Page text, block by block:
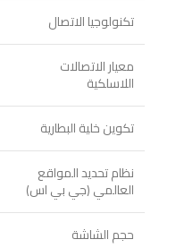
تكنولوجيا الاتصال
معيار الاتصالات
اللاسلكية
تكوين خلية البطارية
نظام تحديد المواقع
العالمي (جي بي اس)
حجم الشاشة